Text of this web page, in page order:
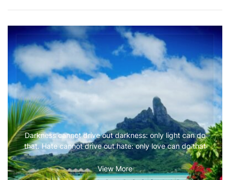
Darkness cannot drive out darkness: only light can do
that. Hate cannot drive out hate: only love can do that
View More